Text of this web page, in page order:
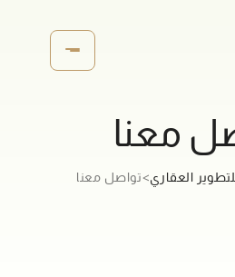
معنا
العقاري>تواصل معنا